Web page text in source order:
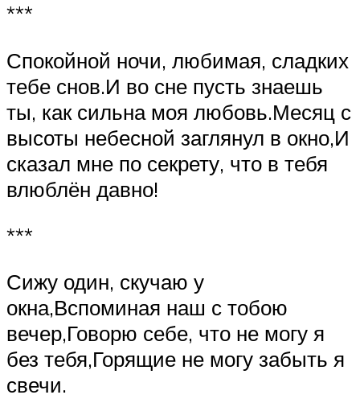
***
Спокойной ночи, любимая, сладких
тебе снов.И во сне пусть знаешь
ты, как сильна моя любовь.Месяц с
высоты небесной заглянул в окно,И
сказал мне по секрету, что в тебя
влюблён давно!
***
Сижу один, скучаю у
окна,Вспоминая наш с тобою
вечер,Говорю себе, что не могу я
без тебя,Горящие не могу забыть я
свечи.